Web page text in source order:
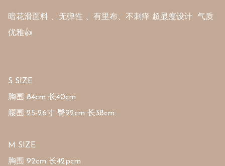
暗花滑面料 、无弹性 、有里布、不刺痒 超显瘦设计  气质
优雅👍
S SIZE
胸围 84cm 长40cm
腰围 25-26寸 臀92cm 长38cm
M SIZE
胸围 92cm 长42pcm